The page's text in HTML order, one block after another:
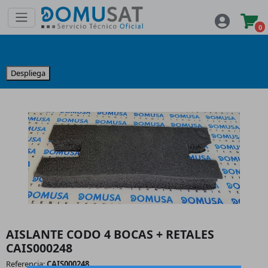
0
Despliega
AISLANTE CODO 4 BOCAS + RETALES
CAIS000248
Referencia:CAIS000248